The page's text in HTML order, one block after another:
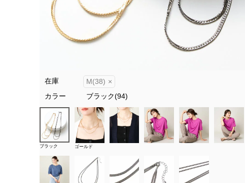
在庫 M(38) ×
カラー
ブラック(94)
ブラック ゴールド